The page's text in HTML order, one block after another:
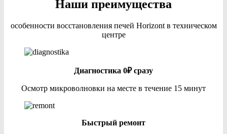
Наши преимущества
особенности восстановления печей Horizont в техническом
центре
Диагностика 0₽ сразу
Осмотр микроволновки на месте в течение 15 минут
Быстрый ремонт